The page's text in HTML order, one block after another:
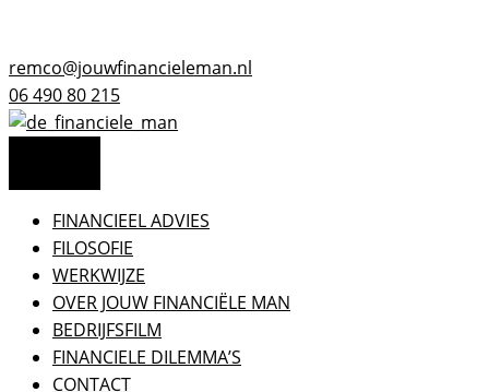
Ga
naar
de
remco@jouwfinancieleman.nl
06 490 80 215
FINANCIEEL ADVIES
FILOSOFIE
WERKWIJZE
OVER JOUW FINANCIËLE MAN
BEDRIJFSFILM
FINANCIELE DILEMMA’S
CONTACT